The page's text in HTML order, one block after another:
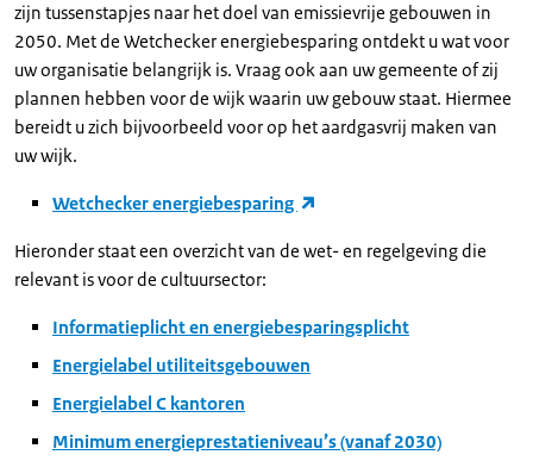
zijn tussenstapjes naar het doel van emissievrije gebouwen in
2050. Met de Wetchecker energiebesparing ontdekt u wat voor
uw organisatie belangrijk is. Vraag ook aan uw gemeente of zij
plannen hebben voor de wijk waarin uw gebouw staat. Hiermee
bereidt u zich bijvoorbeeld voor op het aardgasvrij maken van
uw wijk.
Wetchecker energiebesparing
Hieronder staat een overzicht van de wet- en regelgeving die
relevant is voor de cultuursector:
Informatieplicht en energiebesparingsplicht
Energielabel utiliteitsgebouwen
Energielabel C kantoren
Minimum energieprestatieniveau’s (vanaf 2030)